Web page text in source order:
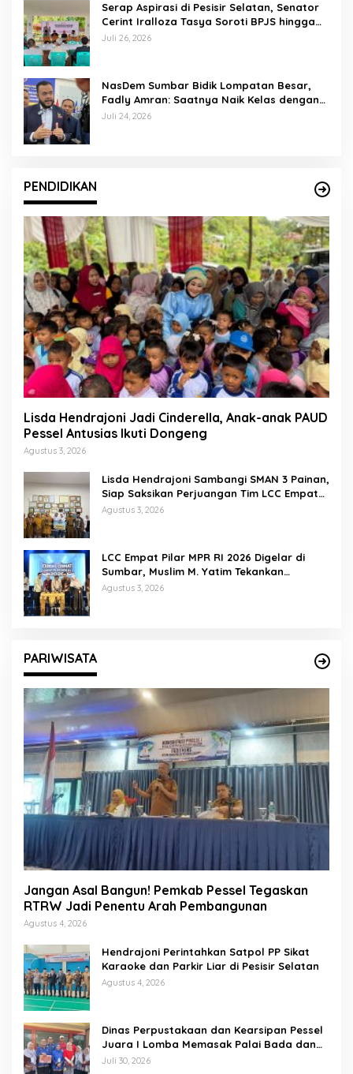
Serap Aspirasi di Pesisir Selatan, Senator
Cerint Iralloza Tasya Soroti BPJS hingga
Kurikulum Merdeka
Juli 26, 2026
NasDem Sumbar Bidik Lompatan Besar,
Fadly Amran: Saatnya Naik Kelas dengan
Kader Berkualitas
Juli 24, 2026
PENDIDIKAN
Lisda Hendrajoni Jadi Cinderella, Anak-anak PAUD
Pessel Antusias Ikuti Dongeng
Agustus 3, 2026
Lisda Hendrajoni Sambangi SMAN 3 Painan,
Siap Saksikan Perjuangan Tim LCC Empat
Pilar di Jakarta
Agustus 3, 2026
LCC Empat Pilar MPR RI 2026 Digelar di
Sumbar, Muslim M. Yatim Tekankan
Pentingnya Karakter Generasi Muda
Agustus 3, 2026
PARIWISATA
Jangan Asal Bangun! Pemkab Pessel Tegaskan
RTRW Jadi Penentu Arah Pembangunan
Agustus 4, 2026
Hendrajoni Perintahkan Satpol PP Sikat
Karaoke dan Parkir Liar di Pesisir Selatan
Agustus 4, 2026
Dinas Perpustakaan dan Kearsipan Pessel
Juara I Lomba Memasak Palai Bada dan
Lamang Golek
Juli 30, 2026